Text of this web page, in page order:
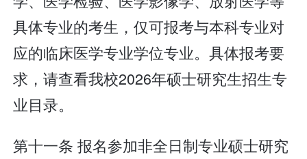
具体专业的考生，仅可报考与本科专业对
应的临床医学专业学位专业。具体报考要
求，请查看我校2026年硕士研究生招生专
业目录。
第十一条 报名参加非全日制专业硕士研究